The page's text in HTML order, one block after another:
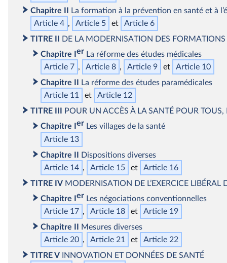
Chapitre II
La formation à la prévention en santé et à
Article 4
Article 5
Article 6
TITRE II
DE LA MODERNISATION DES
Chapitre I er La réforme des études médicales
Article 7
Article 8 Article 9
Article 10
Chapitre II
La réforme des études paramédicales
Article 11
Article 12
TITRE III
POUR UN ACCÈS À LA SANTÉ POUR
Chapitre I er Les villages de la santé
Article 13
Chapitre II
Dispositions diverses
Article 14
Article 15
Article 16
TITRE IV MODERNISATION DE L’EXERCICE LIBÉRAL
Chapitre I er Les négociations conventionnelles
Article 17
Article 18
Article 19
Chapitre II
Mesures diverses
Article 20
Article 21
Article 22
TITRE V INNOVATION ET DONNÉES DE SANTÉ